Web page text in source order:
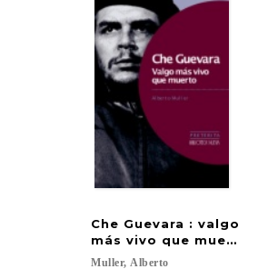
Che Guevara : valgo
más vivo que muerto
Muller, Alberto